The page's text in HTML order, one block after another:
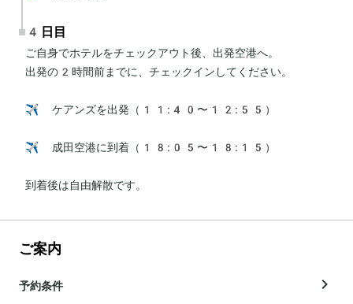
4日目
ご自身でホテルをチェックアウト後、出発空港へ。
出発の2時間前までに、チェックインしてください。
✈️ ケアンズを出発（11:40〜12:55）
✈️ 成田空港に到着（18:05〜18:15）
到着後は自由解散です。
ご案内
予約条件